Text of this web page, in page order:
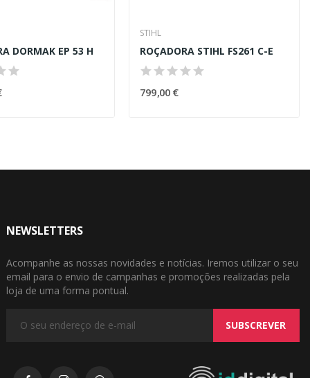
DORMAK EP 53 H
STIHL
ROÇADORA STIHL FS261 C-E
799,00 €
NEWSLETTERS
Acompanhe as nossas novidades e notícias. Iremos utilizar o seu
email para o envio de campanhas e promoções realizadas pela
loja de uma forma pontual.
SUBSCREVER